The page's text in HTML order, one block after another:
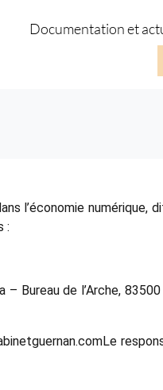
Documentation et
l’économie numérique,
:
Bureau de l’Arche,